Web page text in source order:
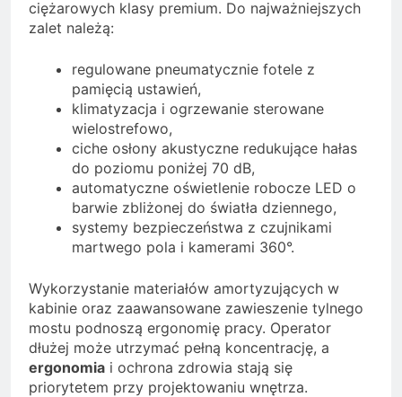
ciężarowych klasy premium. Do najważniejszych
zalet należą:
regulowane pneumatycznie fotele z
pamięcią ustawień,
klimatyzacja i ogrzewanie sterowane
wielostrefowo,
ciche osłony akustyczne redukujące hałas
do poziomu poniżej 70 dB,
automatyczne oświetlenie robocze LED o
barwie zbliżonej do światła dziennego,
systemy bezpieczeństwa z czujnikami
martwego pola i kamerami 360°.
Wykorzystanie materiałów amortyzujących w
kabinie oraz zaawansowane zawieszenie tylnego
mostu podnoszą ergonomię pracy. Operator
dłużej może utrzymać pełną koncentrację, a
ergonomia i ochrona zdrowia stają się
priorytetem przy projektowaniu wnętrza.